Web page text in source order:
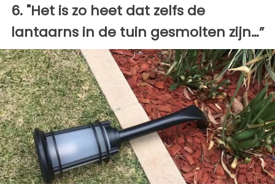
6. "Het is zo heet dat zelfs de
lantaarns in de tuin gesmolten zijn…”